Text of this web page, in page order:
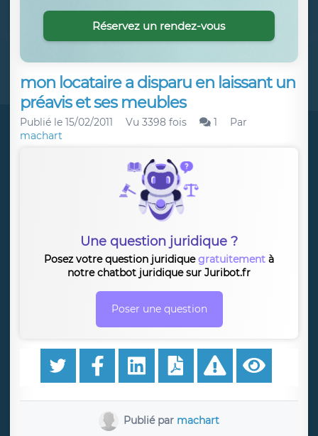
mon locataire a disparu en laissant un
préavis et ses meubles
Publié le 15/02/2011 Vu 3398 fois 1
Par
machart
Une question juridique ?
Posez votre question juridiquegratuitement à
notre chatbot juridique sur Juribot.fr
Poser une question
Publié par machart
Réservez un rendez-vous